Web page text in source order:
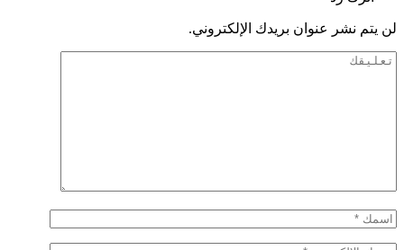
لن يتم نشر عنوان بريدك الإلكتروني.